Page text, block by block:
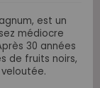
est un
médiocre
30 années
de fruits noirs,